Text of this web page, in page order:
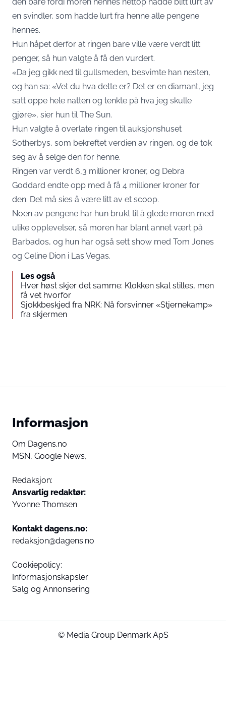
en svindler, som hadde lurt fra henne alle pengene
hennes.
Hun håpet derfor at ringen bare ville være verdt litt
penger, så hun valgte å få den vurdert.
«Da jeg gikk ned til gullsmeden, besvimte han nesten,
og han sa: «Vet du hva dette er? Det er en diamant, jeg
satt oppe hele natten og tenkte på hva jeg skulle
gjøre», sier hun til The Sun.
Hun valgte å overlate ringen til auksjonshuset
Sotherbys, som bekreftet verdien av ringen, og de tok
seg av å selge den for henne.
Ringen var verdt 6,3 millioner kroner, og Debra
Goddard endte opp med å få 4 millioner kroner for
den. Det må sies å være litt av et scoop.
Noen av pengene har hun brukt til å glede moren med
ulike opplevelser, så moren har blant annet vært på
Barbados, og hun har også sett show med Tom Jones
og Celine Dion i Las Vegas.
Les også
Hver høst skjer det samme: Klokken skal stilles, men
få vet hvorfor
Sjokkbeskjed fra NRK: Nå forsvinner «Stjernekamp»
fra skjermen
Informasjon
Om Dagens.no
MSN, Google News,
Redaksjon:
Ansvarlig redaktør:
Yvonne Thomsen
Kontakt dagens.no:
redaksjon@dagens.no
Cookiepolicy:
Informasjonskapsler
Salg og Annonsering
© Media Group Denmark ApS